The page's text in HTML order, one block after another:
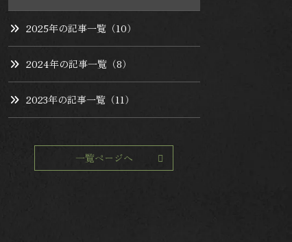
2025年の記事一覧（10）
2024年の記事一覧（8）
2023年の記事一覧（11）
一覧ページへ